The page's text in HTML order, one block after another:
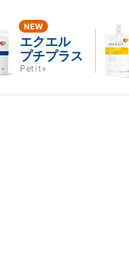
エクエル
プチプラス
Petit+